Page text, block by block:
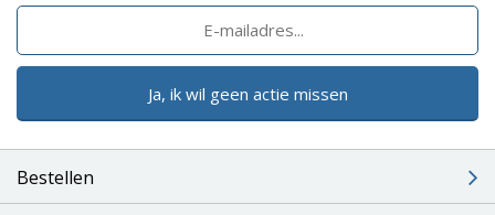
Ja, ik wil geen actie missen
Bestellen